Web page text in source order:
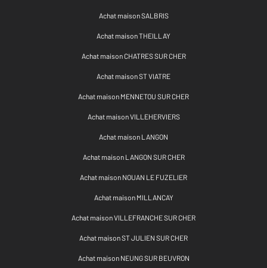
Achat maison SALBRIS
Achat maison THEILLAY
Achat maison CHATRES SUR CHER
Achat maison ST VIATRE
Achat maison MENNETOU SUR CHER
Achat maison VILLEHERVIERS
Achat maison LANGON
Achat maison LANGON SUR CHER
Achat maison NOUAN LE FUZELIER
Achat maison MILLANCAY
Achat maison VILLEFRANCHE SUR CHER
Achat maison ST JULIEN SUR CHER
Achat maison NEUNG SUR BEUVRON